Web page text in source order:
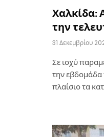
Χαλκίδα:
την
31 Δεκεμβρίου
Σε ισχύ
την εβδομάδα
πλαίσιο τα